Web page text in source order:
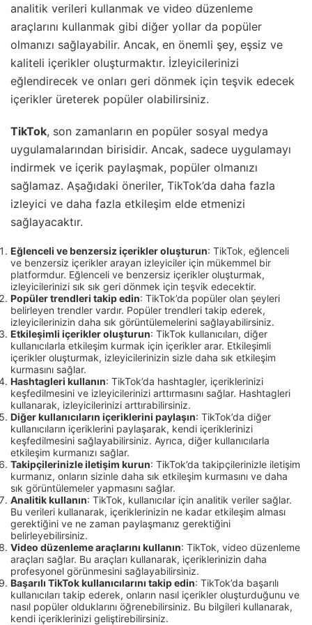
analitik verileri kullanmak ve video düzenleme
araçlarını kullanmak gibi diğer yollar da popüler
olmanızı sağlayabilir. Ancak, en önemli şey, eşsiz ve
kaliteli içerikler oluşturmaktır. İzleyicilerinizi
eğlendirecek ve onları geri dönmek için teşvik edecek
içerikler üreterek popüler olabilirsiniz.
TikTok, son zamanların en popüler sosyal medya
uygulamalarından birisidir. Ancak, sadece uygulamayı
indirmek ve içerik paylaşmak, popüler olmanızı
sağlamaz. Aşağıdaki öneriler, TikTok’da daha fazla
izleyici ve daha fazla etkileşim elde etmenizi
sağlayacaktır.
Eğlenceli ve benzersiz içerikler oluşturun: TikTok, eğlenceli
ve benzersiz içerikler arayan izleyiciler için mükemmel bir
platformdur. Eğlenceli ve benzersiz içerikler oluşturmak,
izleyicilerinizi sık sık geri dönmek için teşvik edecektir.
Popüler trendleri takip edin: TikTok’da popüler olan şeyleri
belirleyen trendler vardır. Popüler trendleri takip ederek,
izleyicilerinizin daha sık görüntülemelerini sağlayabilirsiniz.
Etkileşimli içerikler oluşturun: TikTok kullanıcıları, diğer
kullanıcılarla etkileşim kurmak için içerikler arar. Etkileşimli
içerikler oluşturmak, izleyicilerinizin sizle daha sık etkileşim
kurmasını sağlar.
Hashtagleri kullanın: TikTok’da hashtagler, içeriklerinizi
keşfedilmesini ve izleyicilerinizi arttırmasını sağlar. Hashtagleri
kullanarak, izleyicilerinizi arttırabilirsiniz.
Diğer kullanıcıların içeriklerini paylaşın: TikTok’da diğer
kullanıcıların içeriklerini paylaşarak, kendi içeriklerinizi
keşfedilmesini sağlayabilirsiniz. Ayrıca, diğer kullanıcılarla
etkileşim kurmanızı sağlar.
Takipçilerinizle iletişim kurun: TikTok’da takipçilerinizle iletişim
kurmanız, onların sizinle daha sık etkileşim kurmasını ve daha
sık görüntülemeler yapmasını sağlar.
Analitik kullanın: TikTok, kullanıcılar için analitik veriler sağlar.
Bu verileri kullanarak, içeriklerinizin ne kadar etkileşim alması
gerektiğini ve ne zaman paylaşmanız gerektiğini
belirleyebilirsiniz.
Video düzenleme araçlarını kullanın: TikTok, video düzenleme
araçları sağlar. Bu araçları kullanarak, içeriklerinizin daha
profesyonel görünmesini sağlayabilirsiniz.
Başarılı TikTok kullanıcılarını takip edin: TikTok’da başarılı
kullanıcıları takip ederek, onların nasıl içerikler oluşturduğunu ve
nasıl popüler olduklarını öğrenebilirsiniz. Bu bilgileri kullanarak,
kendi içeriklerinizi geliştirebilirsiniz.